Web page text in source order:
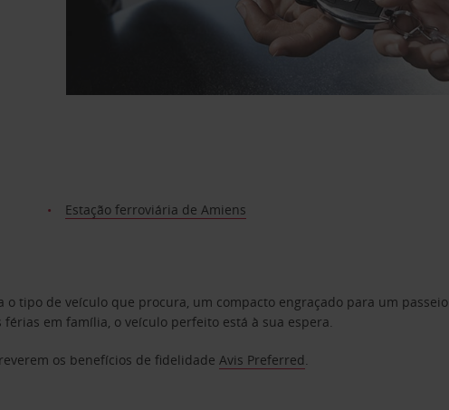
Estação ferroviária de Amiens
tipo de veículo que procura, um compacto engraçado para um
em família, o veículo perfeito está à sua espera.
os benefícios de fidelidadeAvis Preferred.